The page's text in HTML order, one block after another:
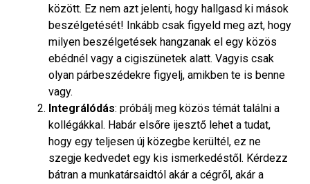
között. Ez nem azt jelenti, hogy hallgasd ki mások
beszélgetését! Inkább csak figyeld meg azt, hogy
milyen beszélgetések hangzanak el egy közös
ebédnél vagy a cigiszünetek alatt. Vagyis csak
olyan párbeszédekre figyelj, amikben te is benne
vagy.
Integrálódás: próbálj meg közös témát találni a
kollégákkal. Habár elsőre ijesztő lehet a tudat,
hogy egy teljesen új közegbe kerültél, ez ne
szegje kedvedet egy kis ismerkedéstől. Kérdezz
bátran a munkatársaidtól akár a cégről, akár a